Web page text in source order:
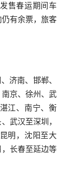
售春运期间车
有余票，旅客
济南、邯郸、
京、徐州、武
江、南宁、衡
武汉至深圳，
明，沈阳至大
长春至延边等